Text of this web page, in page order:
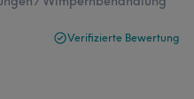
Verifizierte Bewertung